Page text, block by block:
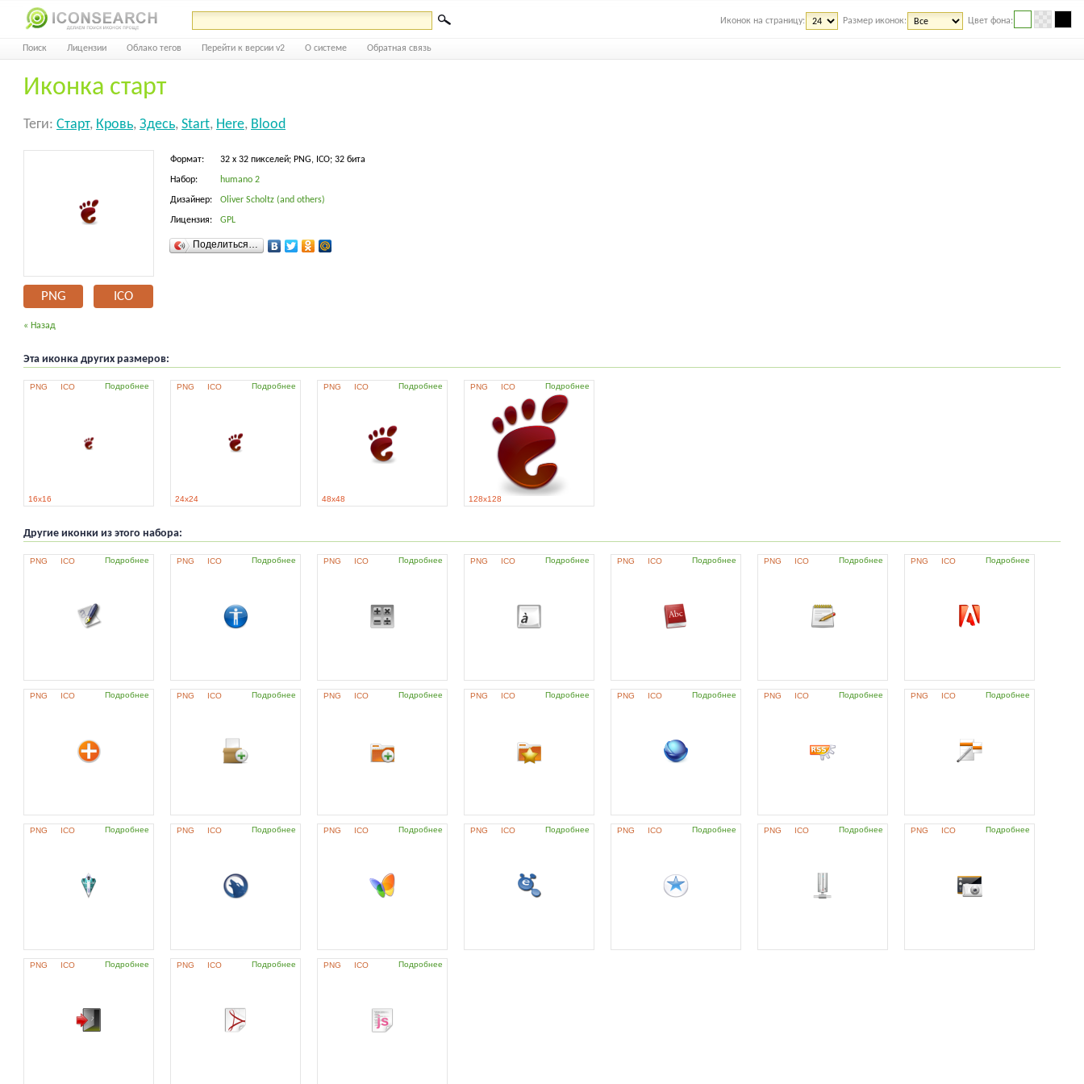
Иконок на страницу: Размер иконок: Цвет фона:
Поиск Лицензии Облако тегов Перейти к версии v2 О системе Обратная связь
Иконка старт
Теги: Старт, Кровь, Здесь, Start, Here, Blood
PNG ICO
Формат: 32 x 32 пикселей; PNG, ICO; 32 бита
Набор: humano 2
Дизайнер: Oliver Scholtz (and others)
Лицензия: GPL
Поделиться…
« Назад
Эта иконка других размеров:
PNG ICO Подробнее
16x16
PNG ICO Подробнее
24x24
PNG ICO Подробнее
48x48
PNG ICO Подробнее
128x128
Другие иконки из этого набора:
PNG ICO Подробнее PNG ICO Подробнее PNG ICO Подробнее PNG ICO Подробнее PNG ICO Подробнее PNG ICO Подробнее PNG ICO Подробнее
PNG ICO Подробнее PNG ICO Подробнее PNG ICO Подробнее PNG ICO Подробнее PNG ICO Подробнее PNG ICO Подробнее PNG ICO Подробнее
PNG ICO Подробнее PNG ICO Подробнее PNG ICO Подробнее PNG ICO Подробнее PNG ICO Подробнее PNG ICO Подробнее PNG ICO Подробнее
PNG ICO Подробнее PNG ICO Подробнее PNG ICO Подробнее